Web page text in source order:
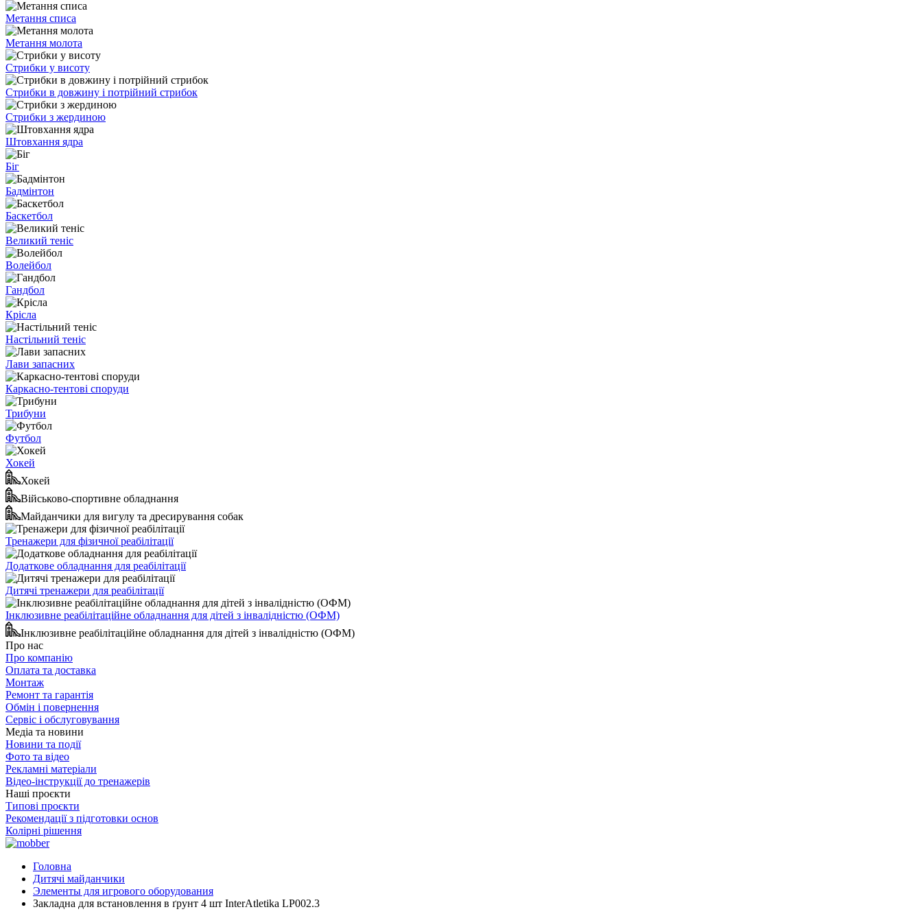
Метання списа
Метання молота
Стрибки у висоту
Стрибки в довжину і потрійний стрибок
Стрибки з жердиною
Штовхання ядра
Біг
Бадмінтон
Баскетбол
Великий теніс
Волейбол
Гандбол
Крісла
Настільний теніс
Лави запасних
Каркасно-тентові споруди
Трибуни
Футбол
Хокей
Хокей
Військово-спортивне обладнання
Майданчики для вигулу та дресирування собак
Тренажери для фізичної реабілітації
Додаткове обладнання для реабілітації
Дитячі тренажери для реабілітації
Інклюзивне реабілітаційне обладнання для дітей з інвалідністю (ОФМ)
Інклюзивне реабілітаційне обладнання для дітей з інвалідністю (ОФМ)
Про нас
Про компанію
Оплата та доставка
Монтаж
Ремонт та гарантія
Обмін і повернення
Сервіс і обслуговування
Медіа та новини
Новини та події
Фото та відео
Рекламні матеріали
Відео-інструкції до тренажерів
Наші проєкти
Типові проєкти
Рекомендації з підготовки основ
Колірні рішення
Головна
Дитячі майданчики
Элементы для игрового оборудования
Закладна для встановлення в ґрунт 4 шт InterAtletika LP002.3